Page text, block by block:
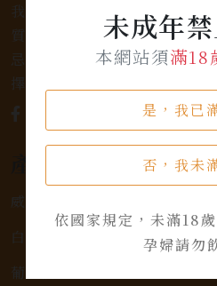
未成年
本網站須滿18
是，我已
否，我未
依國家規定，未滿18
孕婦請勿
我們是專業銷售威士忌及各
質的選擇和卓越的服務。不
忌，或者尋求一款特殊的葡
擇，滿足您的個人口味和喜好。
威士忌
白蘭地
葡萄酒